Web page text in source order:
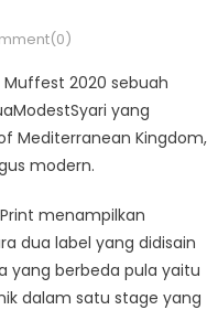
2020 sebuah
yang
Mediterranean Kingdom,
modern.
menampilkan
dua label yang didisain
yang berbeda pula yaitu
dalam satu stage yang